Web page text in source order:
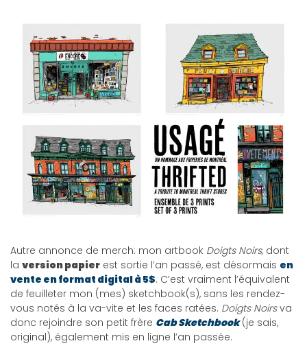
Autre annonce de merch: mon artbook Doigts Noirs, dont
la version papier est sortie l’an passé, est désormais en
vente en format digital à 5$. C’est vraiment l’équivalent
de feuilleter mon (mes) sketchbook(s), sans les rendez-
vous notés à la va-vite et les faces ratées. Doigts Noirsva
donc rejoindre son petit frère Cab Sketchbook(je sais,
original), également mis en ligne l’an passée.